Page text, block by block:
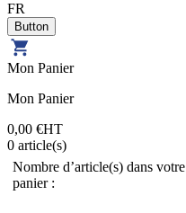
FR
Mon Panier
Mon Panier
0,00 €HT
0 article(s)
Nombre d’article(s) dans votre
panier :